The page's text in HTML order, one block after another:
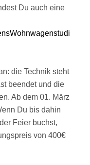
Du auch eine
die Technik steht
beendet und die
Ab dem 01. März
Du bis dahin
Feier buchst,
von 400€